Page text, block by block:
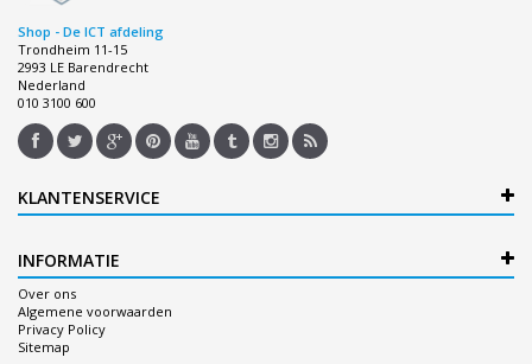
Shop - De ICT afdeling
Trondheim 11-15
2993 LE Barendrecht
Nederland
010 3100 600
KLANTENSERVICE
INFORMATIE
Over ons
Algemene voorwaarden
Privacy Policy
Sitemap